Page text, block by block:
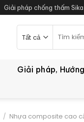
Giải pháp chống thấm Sika
kiếm:
Giải pháp,
/ Nhựa composite cao